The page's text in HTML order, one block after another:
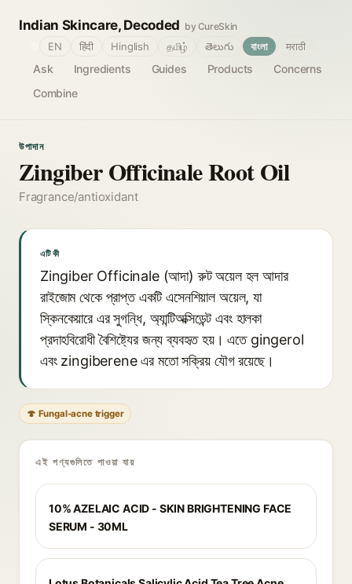
Indian Skincare, Decoded by CureSkin
Ask Ingredients Guides Products
Concerns
Combine
EN हिंदी Hinglish தமிழ் తెలుగు বাংলা मराठी
উপাদান
Zingiber Officinale Root Oil
Fragrance/antioxidant
এটি কী
Zingiber Officinale (আদা) রুট অয়েল হল আদার
রাইজোম থেকে প্রাপ্ত একটি এসেনশিয়াল অয়েল, যা
স্কিনকেয়ারে এর সুগন্ধি, অ্যান্টিঅক্সিডেন্ট এবং হালকা
প্রদাহবিরোধী বৈশিষ্ট্যের জন্য ব্যবহৃত হয়। এতে gingerol
এবং zingiberene এর মতো সক্রিয় যৌগ রয়েছে।
🍄 Fungal-acne trigger
এই পণ্যগুলিতে পাওয়া যায়
10% AZELAIC ACID - SKIN BRIGHTENING FACE
SERUM - 30ML